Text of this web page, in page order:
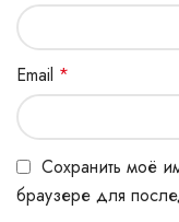
Email *
Сохранить моё
браузере для